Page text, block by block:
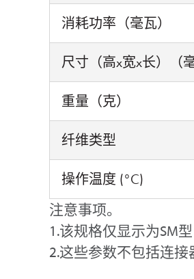
消耗功率（毫瓦）
尺寸（高x宽x长）（毫
重量（克）
纤维类型
操作温度 (°C)
注意事项。
1.该规格仅显示为SM
2.这些参数不包括连接